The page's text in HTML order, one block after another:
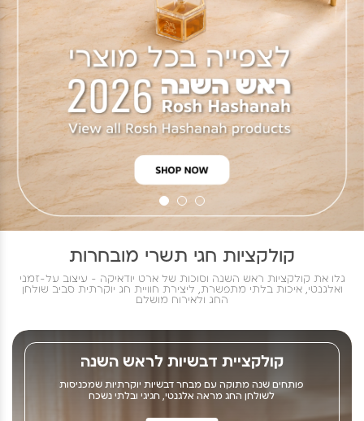
1 2 3
קולקציות חגי תשרי מובחרות
גלו את קולקציות ראש השנה וסוכות של ארט יודאיקה - עיצוב על-זמני
ואלגנטי, איכות בלתי מתפשרת, ליצירת חוויית חג יוקרתית סביב שולחן
החג ולאירוח מושלם
קולקציית דבשיות לראש השנה
פותחים שנה מתוקה עם מבחר דבשיות יוקרתיות שמכניסות
לשולחן החג מראה אלגנטי, חגיגי ובלתי נשכח